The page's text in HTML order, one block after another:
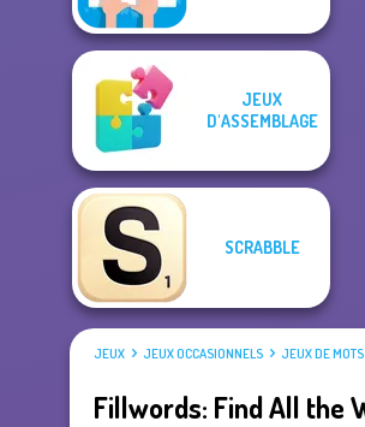
JEUX
D'ASSEMBLAGE
SCRABBLE
JEUX JEUX OCCASIONNELS JEUX DE MOTS
Fillwords: Find All the